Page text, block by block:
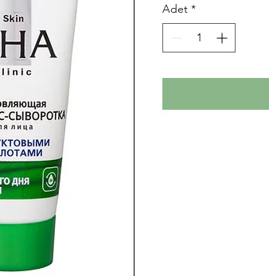
Adet *